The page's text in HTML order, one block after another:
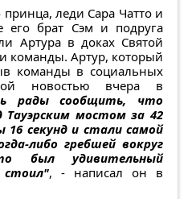
леди Сара Чатто и
его брат Сэм и подруга
Артура в доках Святой
команды. Артур, который
команды в социальных
новостью вчера в
рады сообщить, что
Тауэрским мостом за 42
16 секунд и стали самой
либо гребшей вокруг
был удивительный
, - написал он в